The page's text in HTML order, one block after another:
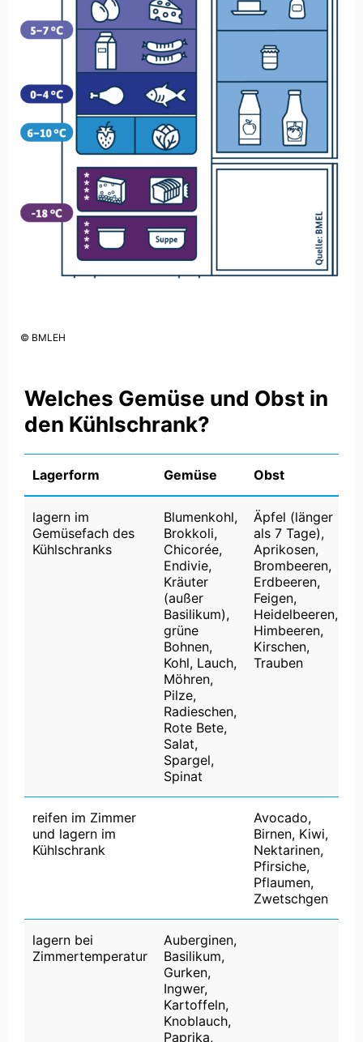
© BMLEH
Welches Gemüse und Obst in
den Kühlschrank?
Lagerform Gemüse Obst
lagern im
Gemüsefach des
Kühlschranks
Blumenkohl,
Brokkoli,
Chicorée,
Endivie,
Kräuter
(außer
Basilikum),
grüne
Bohnen,
Kohl, Lauch,
Möhren,
Pilze,
Radieschen,
Rote Bete,
Salat,
Spargel,
Spinat
Äpfel (länger
als 7 Tage),
Aprikosen,
Brombeeren,
Erdbeeren,
Feigen,
Heidelbeeren,
Himbeeren,
Kirschen,
Trauben
reifen im Zimmer
und lagern im
Kühlschrank
Avocado,
Birnen, Kiwi,
Nektarinen,
Pfirsiche,
Pflaumen,
Zwetschgen
lagern bei
Zimmertemperatur
Auberginen,
Basilikum,
Gurken,
Ingwer,
Kartoffeln,
Knoblauch,
Paprika,